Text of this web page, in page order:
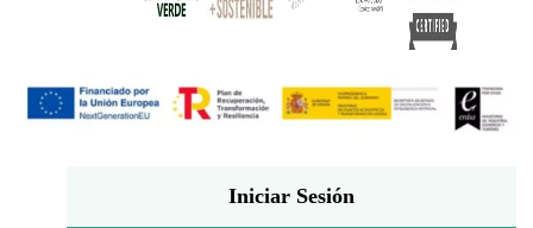
Iniciar Sesión